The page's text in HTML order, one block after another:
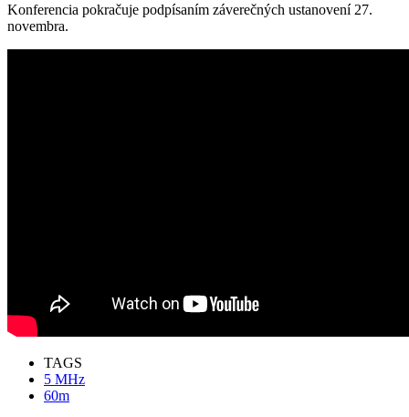
Konferencia pokračuje podpísaním záverečných ustanovení 27.
novembra.
TAGS
5 MHz
60m